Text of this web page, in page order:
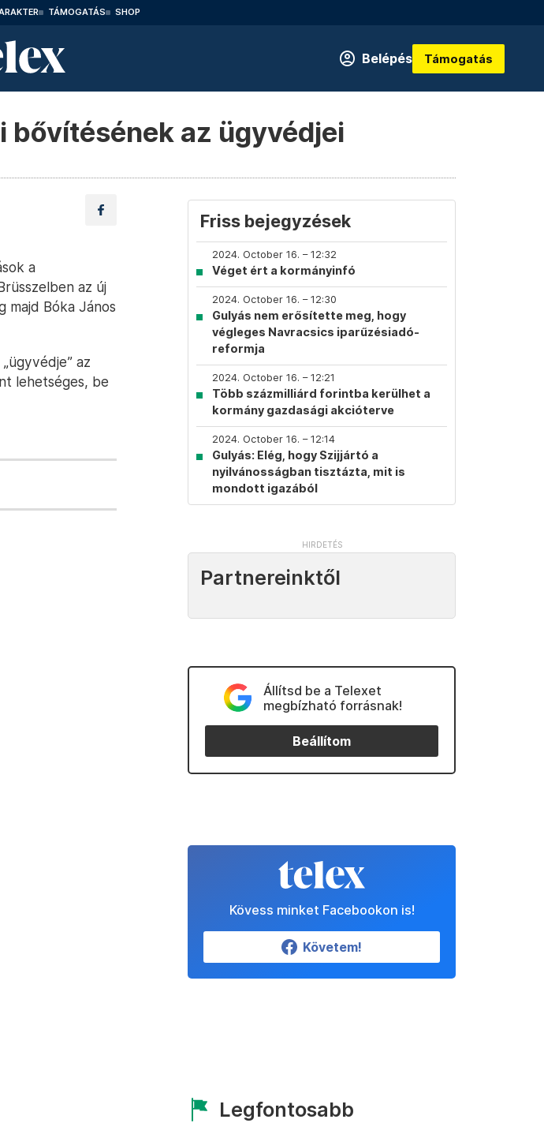
TÁMOGATÁS SHOP
Belépés Támogatás
bővítésének az ügyvédjei
a
az új
majd Bóka János
az
lehetséges, be
Friss bejegyzések
2024. October 16. – 12:32
Véget ért a kormányinfó
2024. October 16. – 12:30
Gulyás nem erősítette meg, hogy
végleges Navracsics iparűzésiadó-
reformja
2024. October 16. – 12:21
Több százmilliárd forintba kerülhet a
kormány gazdasági akcióterve
2024. October 16. – 12:14
Gulyás: Elég, hogy Szijjártó a
nyilvánosságban tisztázta, mit is
mondott igazából
Partnereinktől
Állítsd be a Telexet
megbízható forrásnak!
Beállítom
Kövess minket Facebookon is!
Követem!
Legfontosabb